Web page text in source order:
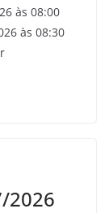
às 08:00
às 08:30
2026